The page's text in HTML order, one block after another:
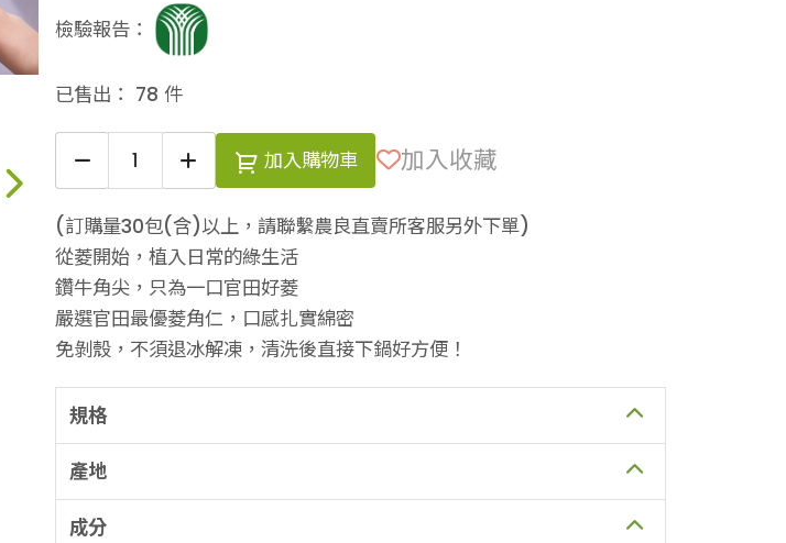
檢驗報告：
已售出： 78 件
加入購物車 加入收藏
(訂購量30包(含)以上，請聯繫農良直賣所客服另外下單)
從菱開始，植入日常的綠生活
鑽牛角尖，只為一口官田好菱
嚴選官田最優菱角仁，口感扎實綿密
免剝殼，不須退冰解凍，清洗後直接下鍋好方便！
規格
產地
成分